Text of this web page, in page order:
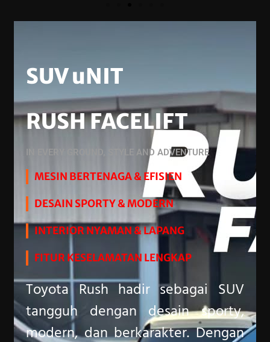
SUV uNIT
RUSH FACELIFT
IN EVERY GROUND, STYLE AND ADVENTURE
MESIN BERTENAGA & EFISIEN
DESAIN SPORTY & MODERN
INTERIOR NYAMAN & LAPANG
FITUR KESELAMATAN LENGKAP
Toyota Rush hadir sebagai SUV
tangguh dengan desain sporty,
modern, dan berkarakter. Dengan